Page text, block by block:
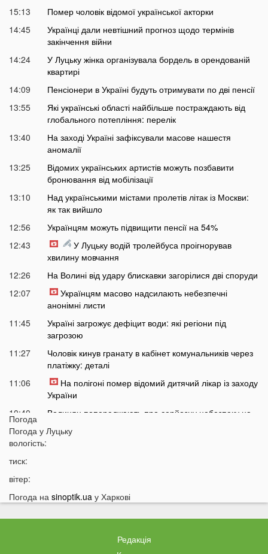
15:13
Помер чоловік відомої української акторки
14:45
Українці дали невтішний прогноз щодо термінів
закінчення війни
14:24
У Луцьку жінка організувала бордель в орендованій
квартирі
14:09
Пенсіонери в Україні будуть отримувати по дві пенсії
13:55
Які українські області найбільше постраждають від
глобального потепління: перелік
13:40
На заході Україні зафіксували масове нашестя
аномалії
13:25
Відомих українських артистів можуть позбавити
бронювання від мобілізації
13:10
Над українськими містами пролетів літак із Москви:
як так вийшло
12:56
Українцям можуть підвищити пенсії на 54%
12:43
У Луцьку водій тролейбуса проігнорував
хвилину мовчання
12:26
На Волині від удару блискавки загорілися дві споруди
12:07
Українцям масово надсилають небезпечні
анонімні листи
11:45
Україні загрожує дефіцит води: які регіони під
загрозою
11:27
Чоловік кинув гранату в кабінет комунальників через
платіжку: деталі
11:06
На полігоні помер відомий дитячий лікар із заходу
України
10:40
Волинян попереджають про серйозну небезпеку на
10:15
На Луцьк насувається гроза
Погода
Погода у Луцьку
вологість:
тиск:
вітер:
Погода на sinoptik.ua у Харкові
Редакція